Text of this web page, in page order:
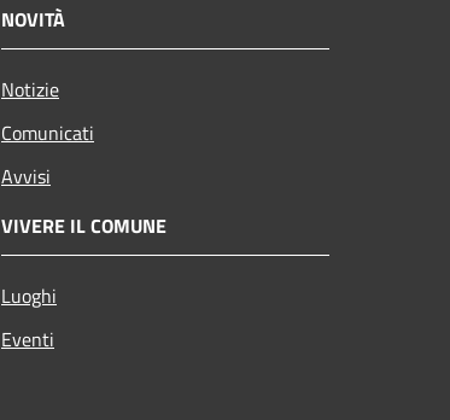
NOVITÀ
Notizie
Comunicati
Avvisi
VIVERE IL COMUNE
Luoghi
Eventi